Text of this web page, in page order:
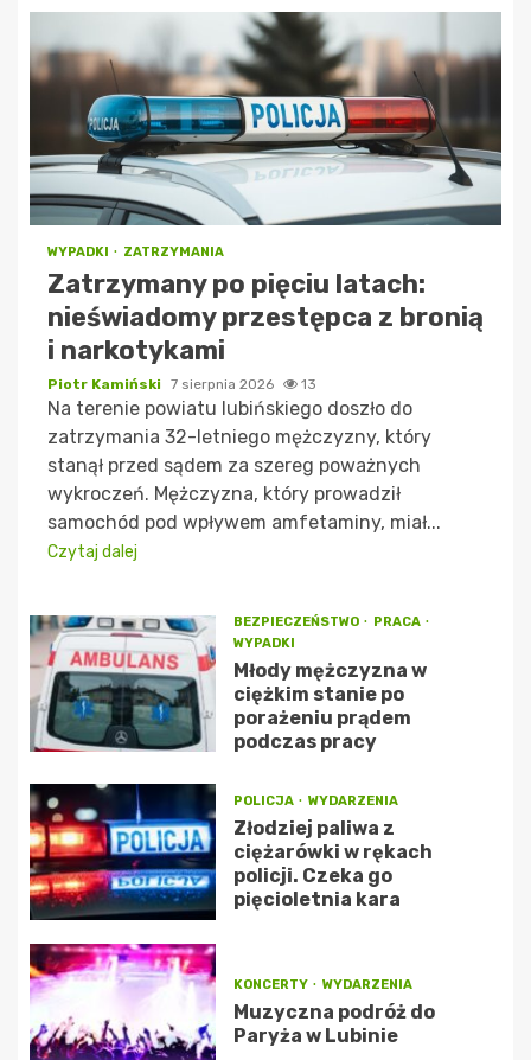
WYPADKI ZATRZYMANIA
Zatrzymany po pięciu latach:
nieświadomy przestępca z bronią
i narkotykami
Piotr Kamiński 7 sierpnia 2026 13
Na terenie powiatu lubińskiego doszło do
zatrzymania 32-letniego mężczyzny, który
stanął przed sądem za szereg poważnych
wykroczeń. Mężczyzna, który prowadził
samochód pod wpływem amfetaminy, miał...
Czytaj dalej
BEZPIECZEŃSTWO
PRACA
WYPADKI
Młody mężczyzna w
ciężkim stanie po
porażeniu prądem
podczas pracy
POLICJA WYDARZENIA
Złodziej paliwa z
ciężarówki w rękach
policji. Czeka go
pięcioletnia kara
KONCERTY WYDARZENIA
Muzyczna podróż do
Paryża w Lubinie